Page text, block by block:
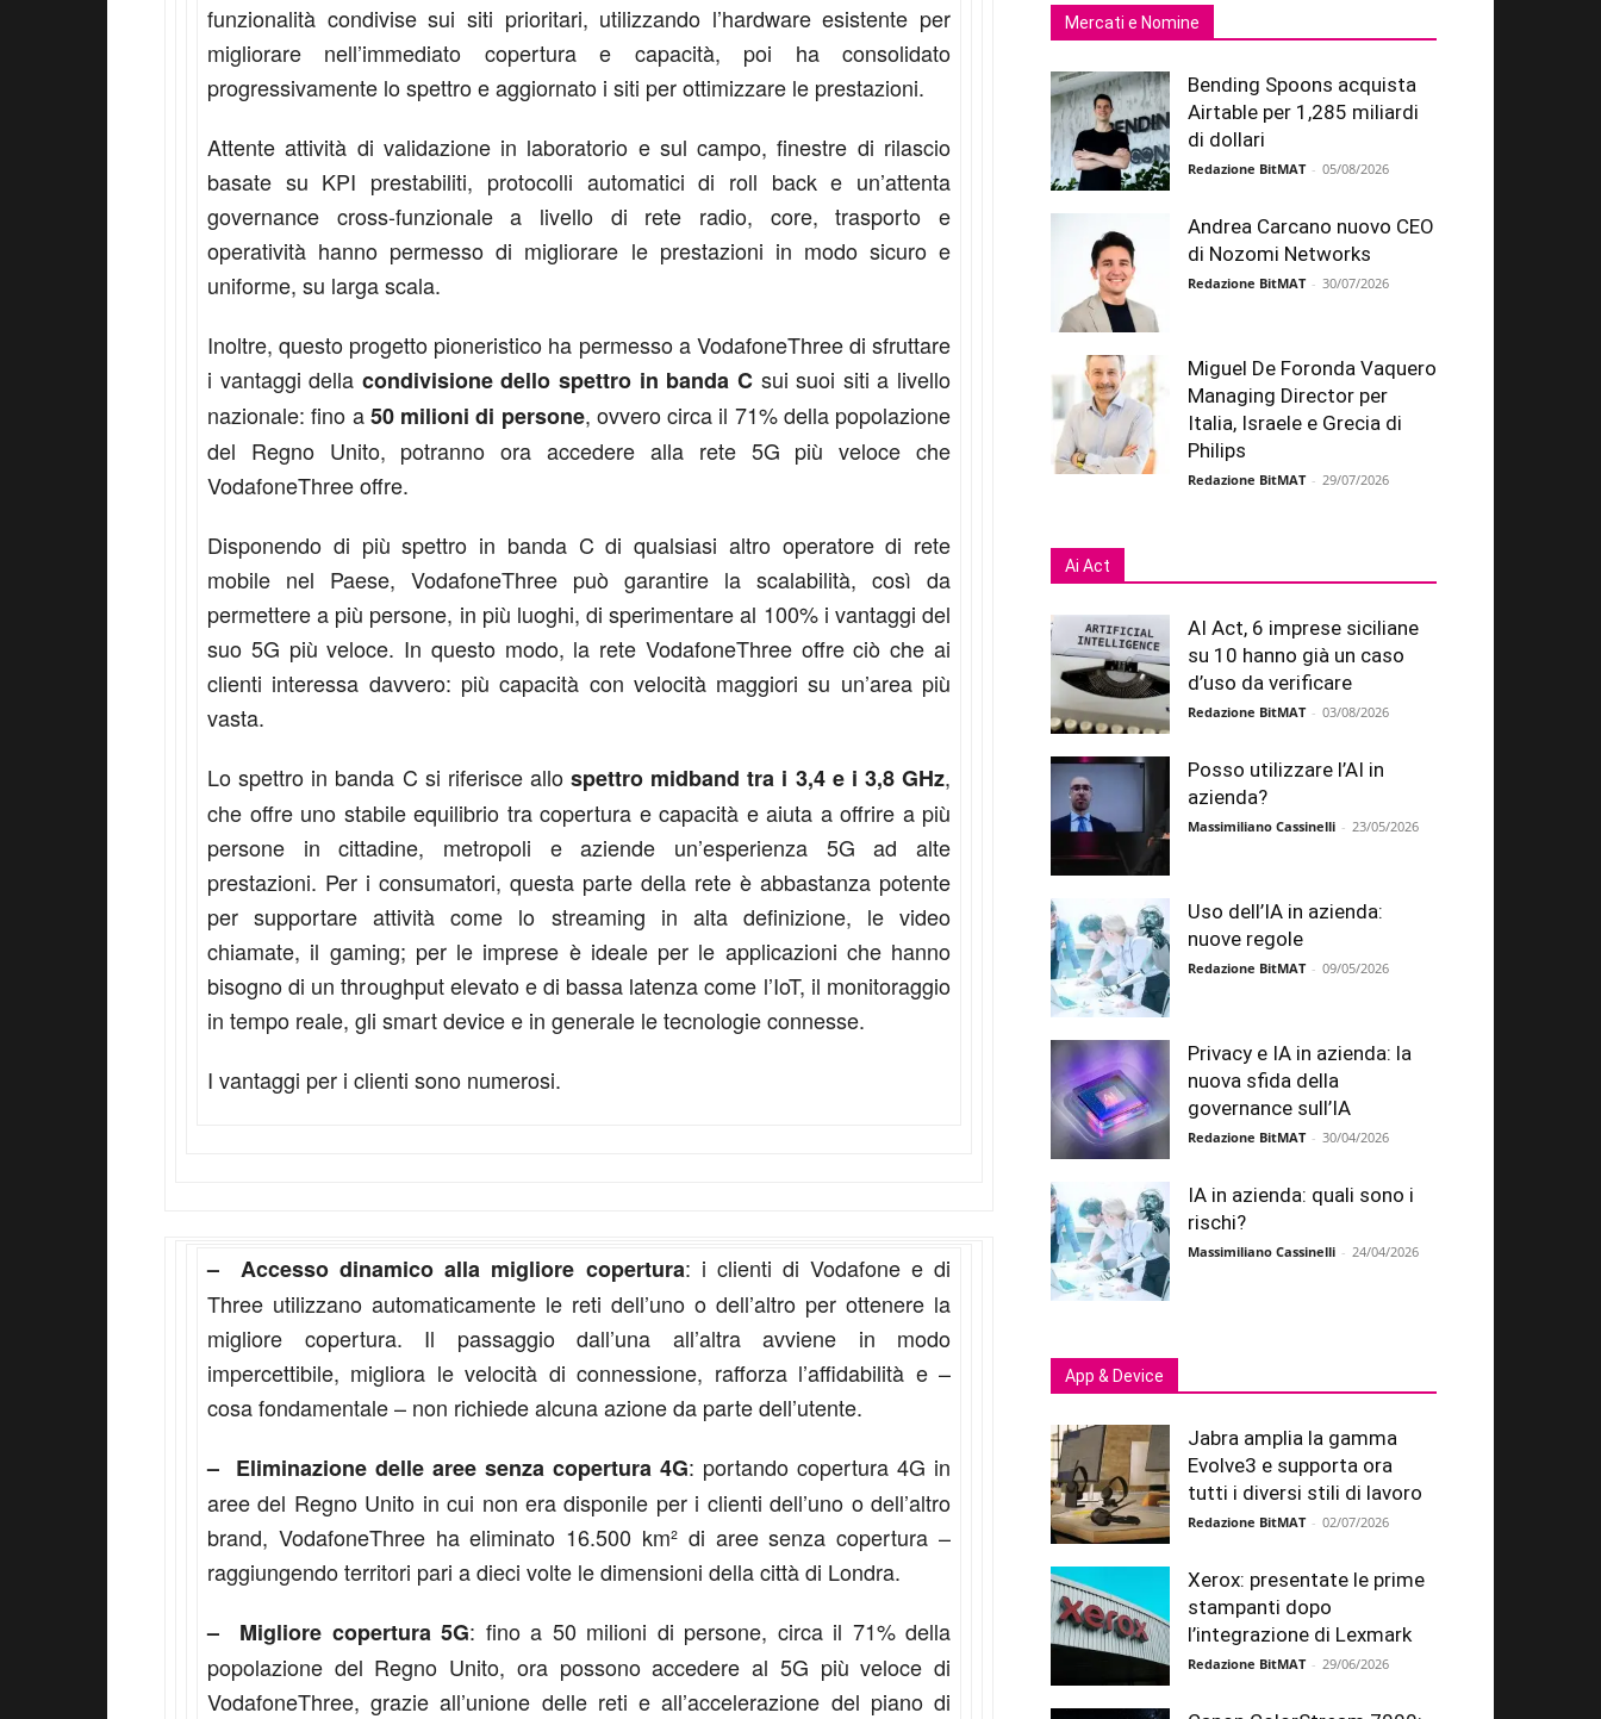
funzionalità condivise sui siti prioritari, utilizzando l’hardware esistente per
migliorare nell’immediato copertura e capacità, poi ha consolidato
progressivamente lo spettro e aggiornato i siti per ottimizzare le prestazioni.
Attente attività di validazione in laboratorio e sul campo, finestre di rilascio
basate su KPI prestabiliti, protocolli automatici di roll back e un’attenta
governance cross-funzionale a livello di rete radio, core, trasporto e
operatività hanno permesso di migliorare le prestazioni in modo sicuro e
uniforme, su larga scala.
Inoltre, questo progetto pioneristico ha permesso a VodafoneThree di sfruttare
i vantaggi della condivisione dello spettro in banda Csui suoi siti a livello
nazionale: fino a50 milioni di persone, ovvero circa il 71% della popolazione
del Regno Unito, potranno ora accedere alla rete 5G più veloce che
VodafoneThree offre.
Disponendo di più spettro in banda C di qualsiasi altro operatore di rete
mobile nel Paese, VodafoneThree può garantire la scalabilità, così da
permettere a più persone, in più luoghi, di sperimentare al 100% i vantaggi del
suo 5G più veloce. In questo modo, la rete VodafoneThree offre ciò che ai
clienti interessa davvero: più capacità con velocità maggiori su un’area più
vasta.
Lo spettro in banda C si riferisce allo spettro midband tra i 3,4 e i 3,8 GHz,
che offre uno stabile equilibrio tra copertura e capacità e aiuta a offrire a più
persone in cittadine, metropoli e aziende un’esperienza 5G ad alte
prestazioni. Per i consumatori, questa parte della rete è abbastanza potente
per supportare attività come lo streaming in alta definizione, le video
chiamate, il gaming; per le imprese è ideale per le applicazioni che hanno
bisogno di un throughput elevato e di bassa latenza come l’IoT, il monitoraggio
in tempo reale, gli smart device e in generale le tecnologie connesse.
I vantaggi per i clienti sono numerosi.
– Accesso dinamico alla migliore copertura: i clienti di Vodafone e di
Three utilizzano automaticamente le reti dell’uno o dell’altro per ottenere la
migliore copertura. Il passaggio dall’una all’altra avviene in modo
impercettibile, migliora le velocità di connessione, rafforza l’affidabilità e –
cosa fondamentale – non richiede alcuna azione da parte dell’utente.
– Eliminazione delle aree senza copertura 4G: portando copertura 4G in
aree del Regno Unito in cui non era disponile per i clienti dell’uno o dell’altro
brand, VodafoneThree ha eliminato 16.500 km² di aree senza copertura –
raggiungendo territori pari a dieci volte le dimensioni della città di Londra.
– Migliore copertura 5G: fino a 50 milioni di persone, circa il 71% della
popolazione del Regno Unito, ora possono accedere al 5G più veloce di
VodafoneThree, grazie all’unione delle reti e all’accelerazione del piano di
Mercati e Nomine
Bending Spoons acquista
Airtable per 1,285 miliardi
di dollari
Redazione BitMAT - 05/08/2026
Andrea Carcano nuovo CEO
di Nozomi Networks
Redazione BitMAT - 30/07/2026
Miguel De Foronda Vaquero
Managing Director per
Italia, Israele e Grecia di
Philips
Redazione BitMAT - 29/07/2026
Ai Act
AI Act, 6 imprese siciliane
su 10 hanno già un caso
d’uso da verificare
Redazione BitMAT - 03/08/2026
Posso utilizzare l’AI in
azienda?
Massimiliano Cassinelli - 23/05/2026
Uso dell’IA in azienda:
nuove regole
Redazione BitMAT - 09/05/2026
Privacy e IA in azienda: la
nuova sfida della
governance sull’IA
Redazione BitMAT - 30/04/2026
IA in azienda: quali sono i
rischi?
Massimiliano Cassinelli - 24/04/2026
App & Device
Jabra amplia la gamma
Evolve3 e supporta ora
tutti i diversi stili di lavoro
Redazione BitMAT - 02/07/2026
Xerox: presentate le prime
stampanti dopo
l’integrazione di Lexmark
Redazione BitMAT - 29/06/2026